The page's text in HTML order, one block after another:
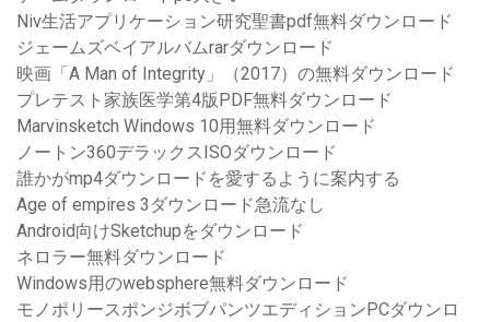
Niv生活アプリケーション研究聖書pdf無料ダウンロード
ジェームズベイアルバムrarダウンロード
映画「A Man of Integrity」（2017）の無料ダウンロード
プレテスト家族医学第4版PDF無料ダウンロード
Marvinsketch Windows 10用無料ダウンロード
ノートン360デラックスISOダウンロード
誰かがmp4ダウンロードを愛するように案内する
Age of empires 3ダウンロード急流なし
Android向けSketchupをダウンロード
ネロラー無料ダウンロード
Windows用のwebsphere無料ダウンロード
モノポリースポンジボブパンツエディションPCダウンロ